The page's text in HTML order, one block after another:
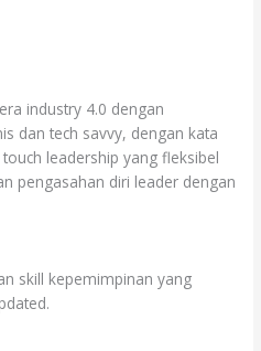
industry 4.0 dengan
dan tech savvy, dengan kata
leadership yang fleksibel
pengasahan diri leader dengan
skill kepemimpinan yang